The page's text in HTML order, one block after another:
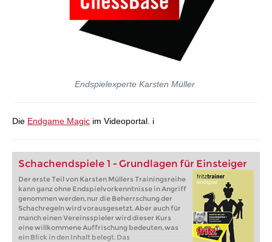
Endspielexperte Karsten Müller
Die Endgame Magic im Videoportal. i
Schachendspiele 1 - Grundlagen für Einsteiger
Der erste Teil von Karsten Müllers Trainingsreihe
kann ganz ohne Endspielvorkenntnisse in Angriff
genommen werden, nur die Beherrschung der
Schachregeln wird vorausgesetzt. Aber auch für
manch einen Vereinsspieler wird dieser Kurs
eine willkommene Auffrischung bedeuten, was
ein Blick in den Inhalt belegt. Das